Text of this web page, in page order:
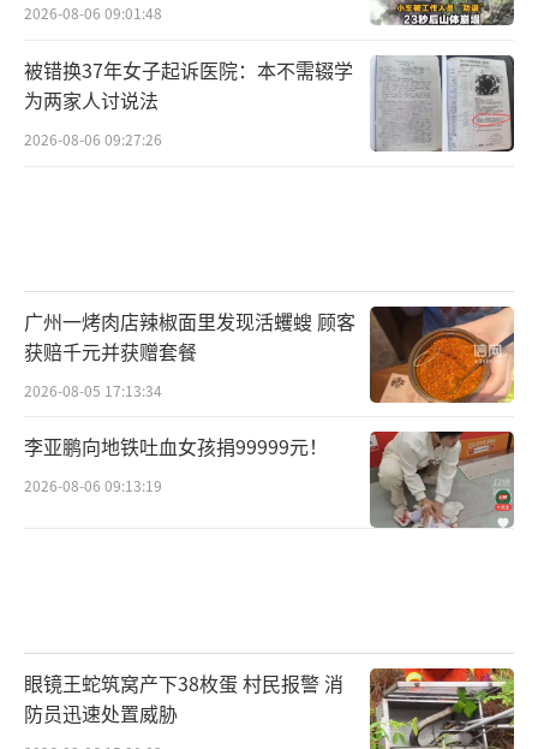
2026-08-06 09:01:48
被错换37年女子起诉医院：本不需辍学
为两家人讨说法
2026-08-06 09:27:26
广州一烤肉店辣椒面里发现活蠼螋 顾客
获赔千元并获赠套餐
2026-08-05 17:13:34
李亚鹏向地铁吐血女孩捐99999元！
2026-08-06 09:13:19
眼镜王蛇筑窝产下38枚蛋 村民报警 消
防员迅速处置威胁